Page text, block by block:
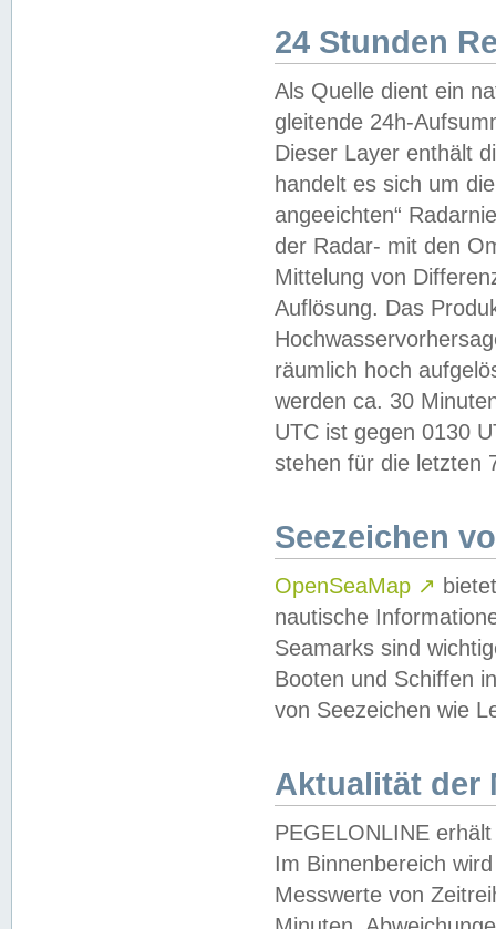
24 Stunden
Als Quelle dient ein
gleitende 24h-
Dieser Layer enthält
handelt es sich um
angeeichten“
der Radar- mit den
Mittelung von
Auflösung. Das
räumlich hoch
werden ca. 30
UTC ist gegen 0130
stehen für die letzten
Seezeichen
OpenSeaMap ↗
nautische
Seamarks sind
Booten und Schiffen
von Seezeichen wie
Aktualität der
PEGELONLINE
Im Binnenbereich
Messwerte von